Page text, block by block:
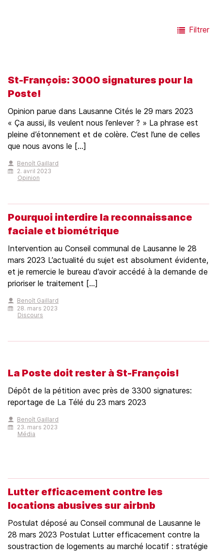
Filtrer
Toutes Catégories
Rechercher
St-François: 3000 signatures pour la
Poste!
Opinion parue dans Lausanne Cités le 29 mars 2023
« Ça aussi, ils veulent nous l’enlever ? » La phrase est
pleine d’étonnement et de colère. C’est l’une de celles
que nous avons le […]
Benoît Gaillard
2. avril 2023
Opinion
Pourquoi interdire la reconnaissance
faciale et biométrique
Intervention au Conseil communal de Lausanne le 28
mars 2023 L’actualité du sujet est absolument évidente,
et je remercie le bureau d’avoir accédé à la demande de
prioriser le traitement […]
Benoît Gaillard
28. mars 2023
Discours
La Poste doit rester à St-François!
Dépôt de la pétition avec près de 3300 signatures:
reportage de La Télé du 23 mars 2023
Benoît Gaillard
23. mars 2023
Média
Lutter efficacement contre les
locations abusives sur airbnb
Postulat déposé au Conseil communal de Lausanne le
28 mars 2023 Postulat Lutter efficacement contre la
soustraction de logements au marché locatif : stratégie